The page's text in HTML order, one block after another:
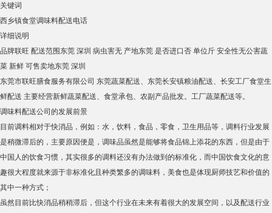
关键词
西乡镇食堂调味料配送电话
详细说明
品牌联旺 配送范围 东莞 深圳 病虫害无 产地东莞 是否进口否 单位斤 安全性无公害蔬
菜 新鲜 可售卖地东莞 深圳
东莞市联旺膳食服务有限公司 东莞蔬菜配送、东莞长安镇粮油配送、长安工厂食堂生
鲜配送 主要经营新鲜蔬菜配送、食堂承包、农副产品批发。工厂蔬菜配送等。
调味料配送公司的发展前景
目前调料相对于快消品，例如：水，饮料，食品，零食，卫生用品等，调料行业发展
是稍微滞后的，主要原因便是，调味品虽然是能够将食品锦上添花的东西，但是由于
中国人的饮食习惯，其实很多的调料还没有办法做到的标准化，而中国饮食文化的意
趣很大程度就来源于非标准化且种类繁多的调味料，美食也是体现厨师技艺和价值的
其中一种方式；
虽然目前比快消品稍稍滞后，但这个行业在未来有着很大的发展空间，以及配送行业